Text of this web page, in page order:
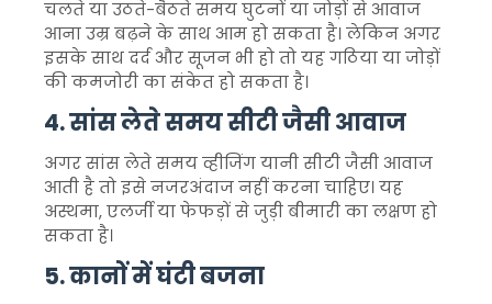
चलते या उठते-बैठते समय घुटनों या जोड़ों से आवाज
आना उम्र बढ़ने के साथ आम हो सकता है। लेकिन अगर
इसके साथ दर्द और सूजन भी हो तो यह गठिया या जोड़ों
की कमजोरी का संकेत हो सकता है।
4. सांस लेते समय सीटी जैसी आवाज
अगर सांस लेते समय व्हीजिंग यानी सीटी जैसी आवाज
आती है तो इसे नजरअंदाज नहीं करना चाहिए। यह
अस्थमा, एलर्जी या फेफड़ों से जुड़ी बीमारी का लक्षण हो
सकता है।
5. कानों में घंटी बजना